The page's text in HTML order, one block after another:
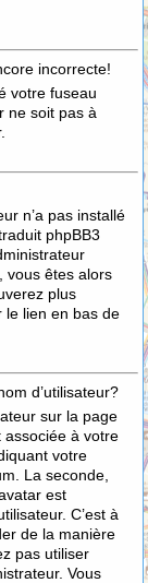
incorrecte!
votre fuseau
ne soit pas à
n’a pas installé
phpBB3
vous êtes alors
plus
le lien en bas de
d’utilisateur?
sur la page
associée à votre
votre
La seconde,
est
C’est à
de la manière
pas utiliser
Vous